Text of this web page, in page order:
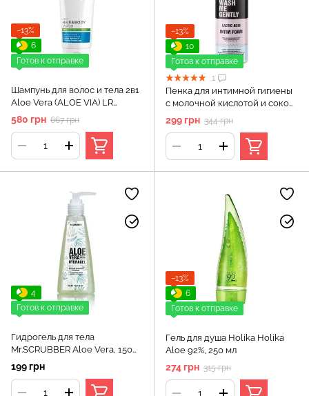
−13%
6
Готов к отправке
Шампунь для волос и тела 2в1
Aloe Vera (ALOE VIA) LR
Health and Beauty, 250 мл
580 грн 667 грн
−13%
10
Готов к отправке
1
Пенка для интимной гигиены
с молочной кислотой и соком
мл
299 грн 344 грн
4
Готов к отправке
Гидрогель для тела
Mr.SCRUBBER Aloe Vera, 150
мл
199 грн
−13%
6
Готов к отправке
Гель для душа Holika Holika
Aloe 92%, 250 мл
274 грн 315 грн